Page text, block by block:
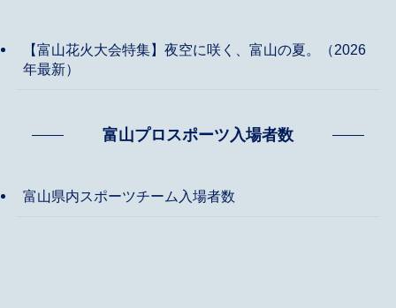
【富山花火大会特集】夜空に咲く、富山の夏。（2026
年最新）
富山プロスポーツ入場者数
富山県内スポーツチーム入場者数